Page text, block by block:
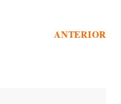
ANTERIOR